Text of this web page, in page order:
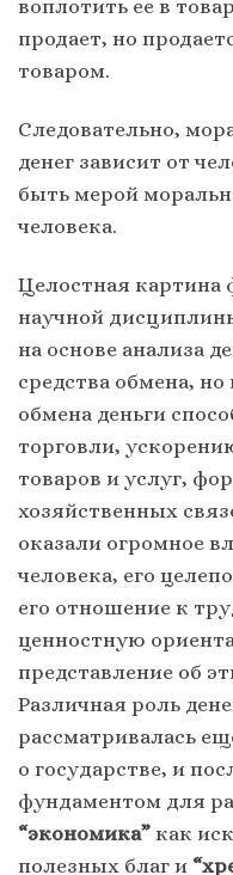
воплотить ее в
продает, но
товаром.
Следовательно,
денег зависит от
быть мерой
человека.
Целостная картина
научной
на основе анализа
средства обмена,
обмена деньги
торговли,
товаров и услуг,
хозяйственных
оказали огромное
человека, его
его отношение к
ценностную
представление об
Различная роль
рассматривалась
о государстве, и
фундаментом для
“экономика” как
полезных благ и